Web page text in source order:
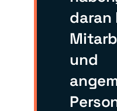
daran
und